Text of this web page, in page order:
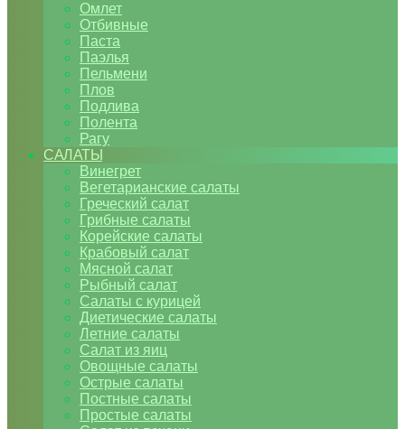
Омлет
Отбивные
Паста
Паэлья
Пельмени
Плов
Подлива
Полента
Рагу
САЛАТЫ
Винегрет
Вегетарианские салаты
Греческий салат
Грибные салаты
Корейские салаты
Крабовый салат
Мясной салат
Рыбный салат
Салаты с курицей
Диетические салаты
Летние салаты
Салат из яиц
Овощные салаты
Острые салаты
Постные салаты
Простые салаты